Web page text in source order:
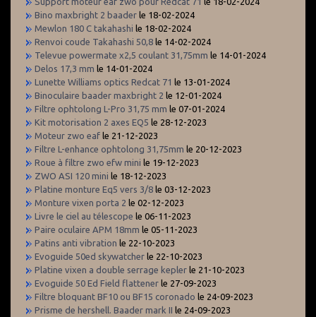
Bino maxbright 2 baader le 18-02-2024
Mewlon 180 C takahashi le 18-02-2024
Renvoi coude Takahashi 50,8 le 14-02-2024
Televue powermate x2,5 coulant 31,75mm le 14-01-2024
Delos 17,3 mm le 14-01-2024
Lunette Williams optics Redcat 71 le 13-01-2024
Binoculaire baader maxbright 2 le 12-01-2024
Filtre ophtolong L-Pro 31,75 mm le 07-01-2024
Kit motorisation 2 axes EQ5 le 28-12-2023
Moteur zwo eaf le 21-12-2023
Filtre L-enhance ophtolong 31,75mm le 20-12-2023
Roue à filtre zwo efw mini le 19-12-2023
ZWO ASI 120 mini le 18-12-2023
Platine monture Eq5 vers 3/8 le 03-12-2023
Monture vixen porta 2 le 02-12-2023
Livre le ciel au télescope le 06-11-2023
Paire oculaire APM 18mm le 05-11-2023
Patins anti vibration le 22-10-2023
Evoguide 50ed skywatcher le 22-10-2023
Platine vixen a double serrage kepler le 21-10-2023
Evoguide 50 Ed Field flattener le 27-09-2023
Filtre bloquant BF10 ou BF15 coronado le 24-09-2023
Prisme de hershell. Baader mark II le 24-09-2023